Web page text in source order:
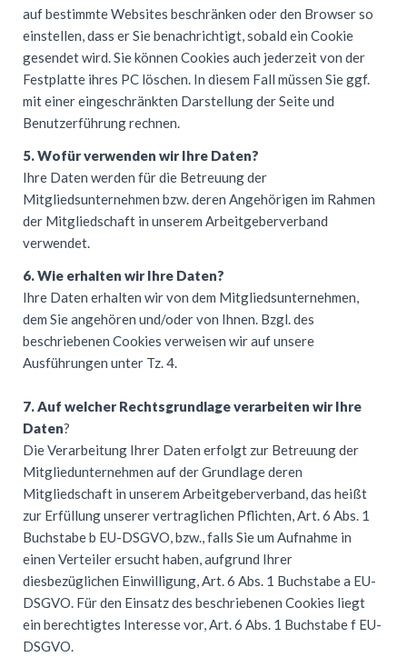
auf bestimmte Websites beschränken oder den Browser so
einstellen, dass er Sie benachrichtigt, sobald ein Cookie
gesendet wird. Sie können Cookies auch jederzeit von der
Festplatte ihres PC löschen. In diesem Fall müssen Sie ggf.
mit einer eingeschränkten Darstellung der Seite und
Benutzerführung rechnen.
5. Wofür verwenden wir Ihre Daten?
Ihre Daten werden für die Betreuung der
Mitgliedsunternehmen bzw. deren Angehörigen im Rahmen
der Mitgliedschaft in unserem Arbeitgeberverband
verwendet.
6. Wie erhalten wir Ihre Daten?
Ihre Daten erhalten wir von dem Mitgliedsunternehmen,
dem Sie angehören und/oder von Ihnen. Bzgl. des
beschriebenen Cookies verweisen wir auf unsere
Ausführungen unter Tz. 4.
7. Auf welcher Rechtsgrundlage verarbeiten wir Ihre
Daten?
Die Verarbeitung Ihrer Daten erfolgt zur Betreuung der
Mitgliedunternehmen auf der Grundlage deren
Mitgliedschaft in unserem Arbeitgeberverband, das heißt
zur Erfüllung unserer vertraglichen Pflichten, Art. 6 Abs. 1
Buchstabe b EU-DSGVO, bzw., falls Sie um Aufnahme in
einen Verteiler ersucht haben, aufgrund Ihrer
diesbezüglichen Einwilligung, Art. 6 Abs. 1 Buchstabe a EU-
DSGVO. Für den Einsatz des beschriebenen Cookies liegt
ein berechtigtes Interesse vor, Art. 6 Abs. 1 Buchstabe f EU-
DSGVO.